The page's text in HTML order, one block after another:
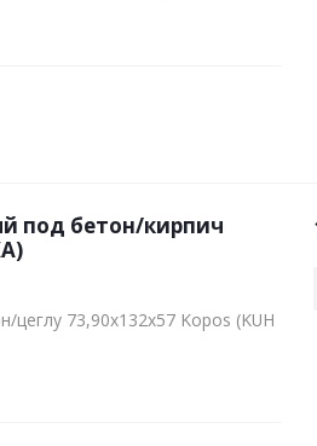
под бетон/кирпич
цеглу 73,90х132х57 Kopos (KUH